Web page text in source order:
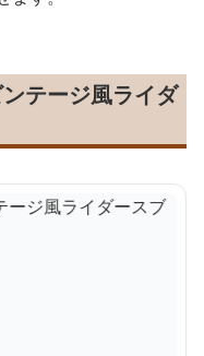
テージ風ライダ